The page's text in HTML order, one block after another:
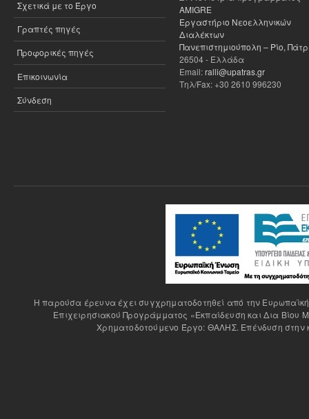
Σχετικά με το Έργο
Γραπτές πηγές
Προφορικές πηγές
Επικοινωνία
Σύνδεση
AMIGRE
Εργαστήριο Νεοελληνικών
Διαλέκτων
Πανεπιστημιούπολη – Ρίο,
26504 - Ελλάδα
Email:ralli@upatras.gr
Τηλ/Fax: +30 2610 996230
H παρούσα έρευνα έχει συγχρηματοδοτηθεί από την
Επιχειρησιακού Προγράμματος «Εκπαίδευση και Δια Βίου
Χρηματοδοτούμενο Έργο: ΘΑΛΗΣ. Επένδυση στην